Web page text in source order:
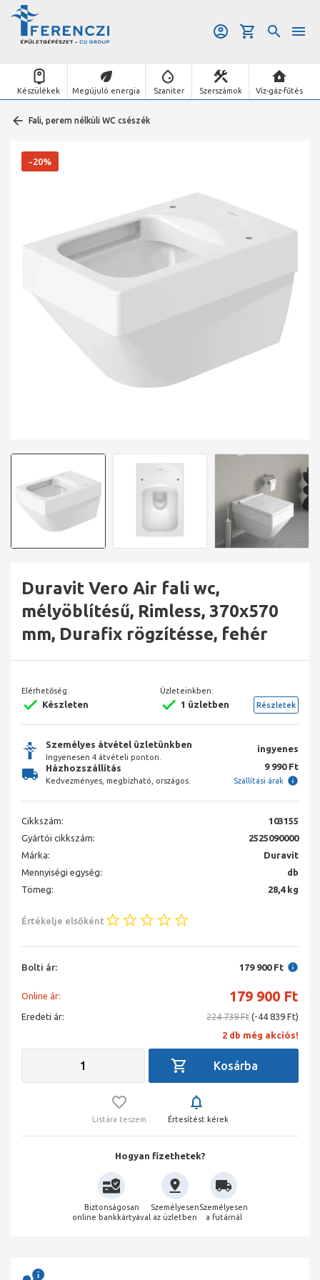
Készülékek Megújuló energia Szaniter Szerszámok Víz-gáz-fűtés
Fali, perem nélküli WC csészék
Duravit Vero Air fali wc,
mélyöblítésű, Rimless, 370x570
mm, Durafix rögzítésse, fehér
-20%
Elérhetőség:
Készleten
Üzleteinkben:
1 üzletben Részletek
Személyes átvétel üzletünkben
Ingyenesen 4 átvételi ponton.
ingyenes
Házhozszállítás
Kedvezményes, megbízható, országos.
9 990 Ft
Szállítási árak
Cikkszám:
103155
Gyártói cikkszám:
2525090000
Márka:
Duravit
Mennyiségi egység:
db
Tömeg:
28,4 kg
Értékelje elsőként
Bolti ár: 179 900 Ft
Online ár: 179 900 Ft
Eredeti ár: 224 739 Ft (-44 839 Ft)
2 db még akciós!
Listára teszem Értesítést kérek
Hogyan fizethetek?
Biztonságosan
online bankkártyával
Személyesen
az üzletben
Személyesen
a futárnál